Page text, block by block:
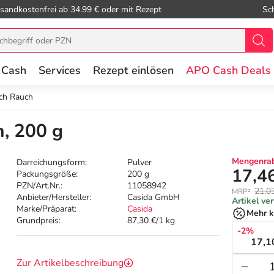
ab 34.99 € oder mit Rezept
Services Rezept einlösen APO Cash Deals
Rauch
200 g
Darreichungsform:
Pulver
Packungsgröße:
200 g
PZN/Art.Nr.:
11058942
Anbieter/Hersteller:
Casida GmbH
Marke/Präparat:
Casida
Grundpreis:
87,30 €/1 kg
Zur Artikelbeschreibung
MRP²
Artikel
Mehr
-2%